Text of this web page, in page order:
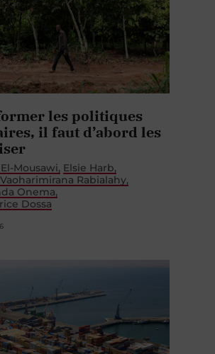
les politiques
il faut d’abord les
Mousawi Elsie Harb
Rabialahy
Onema
Dossa